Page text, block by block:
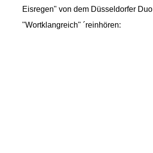
Eisregen" von dem Düsseldorfer Duo
"Wortklangreich" ´reinhören: